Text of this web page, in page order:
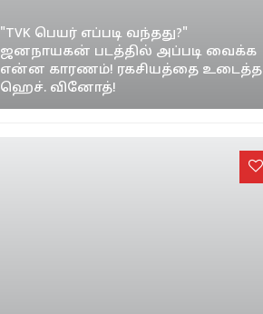
"TVK பெயர் எப்படி வந்தது?"
ஜனநாயகன் படத்தில் அப்படி வைக்க
என்ன காரணம்! ரகசியத்தை உடைத்த
ஹெச். வினோத்!